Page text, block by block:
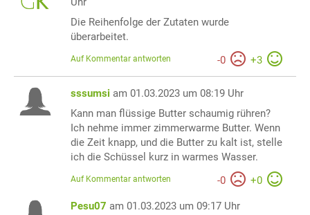
Die Reihenfolge der Zutaten wurde
überarbeitet.
-0 +3
Auf Kommentar antworten
sssumsi am 01.03.2023 um 08:19 Uhr
Kann man flüssige Butter schaumig rühren?
Ich nehme immer zimmerwarme Butter. Wenn
die Zeit knapp, und die Butter zu kalt ist, stelle
ich die Schüssel kurz in warmes Wasser.
-0 +0
Auf Kommentar antworten
Pesu07 am 01.03.2023 um 09:17 Uhr